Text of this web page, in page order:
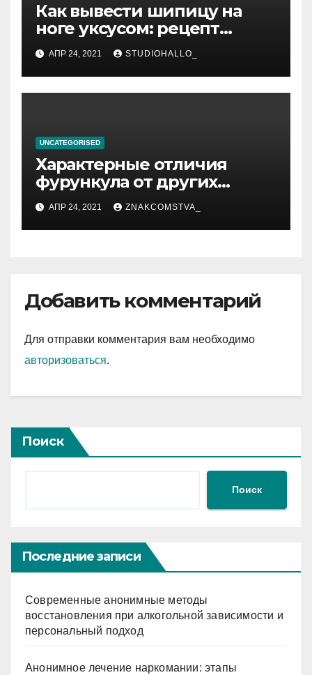
Как вывести шипицу на
ноге уксусом: рецепт
приготовления
компрессов и теста
АПР 24, 2021 STUDIOHALLO_
UNCATEGORISED
Характерные отличия
фурункула от других
заболеваний
АПР 24, 2021 ZNAKCOMSTVA_
Добавить комментарий
Для отправки комментария вам необходимо
авторизоваться.
Поиск
Поиск
Последние записи
Современные анонимные методы
восстановления при алкогольной зависимости и
персональный подход
Анонимное лечение наркомании: этапы